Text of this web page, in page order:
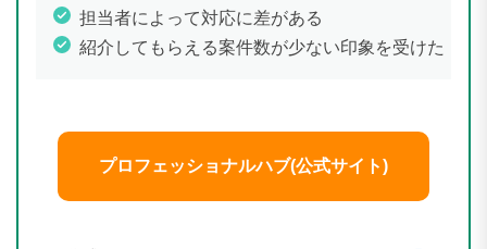
担当者によって対応に差がある
紹介してもらえる案件数が少ない印象を受けた
プロフェッショナルハブ(公式サイト)